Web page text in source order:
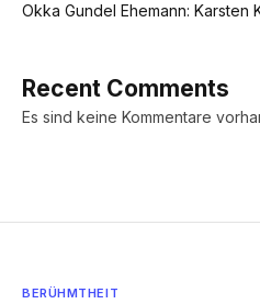
Okka Gundel Ehemann: Karsten
Recent Comments
Es sind keine Kommentare
BERÜHMTHEIT